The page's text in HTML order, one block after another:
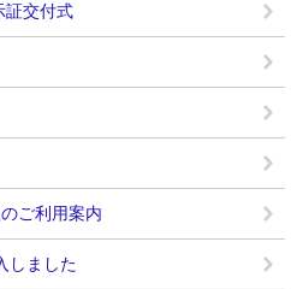
証交付式
ご利用案内
しました